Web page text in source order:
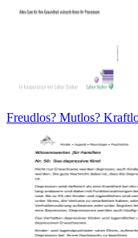
Freudlos? Mutlos?